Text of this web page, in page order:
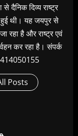
से दैनिक दिव्य राष्ट्र
हुई थी। यह जयपुर से
रहा है और राष्ट्र एवं
कर रहा है। संपर्क
Posts